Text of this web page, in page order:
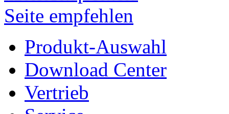
Seite empfehlen
Produkt-Auswahl
Download Center
Vertrieb